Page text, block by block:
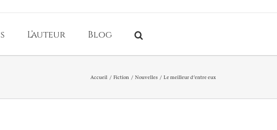
L’auteur Blog
Accueil Fiction Nouvelles Le meilleur d’entre eux